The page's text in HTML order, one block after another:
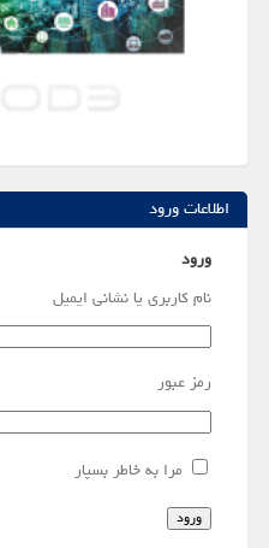
اطلاعات ورود
ورود
نام کاربری یا نشانی ایمیل
رمز عبور
مرا به خاطر بسپار
ورود